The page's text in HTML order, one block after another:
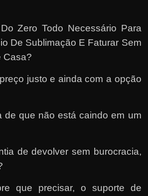
Zero Todo Necessário Para
De Sublimação E Faturar Sem
Casa?
justo e ainda com a opção
de que não está caindo em um
de devolver sem burocracia,
que precisar, o suporte de